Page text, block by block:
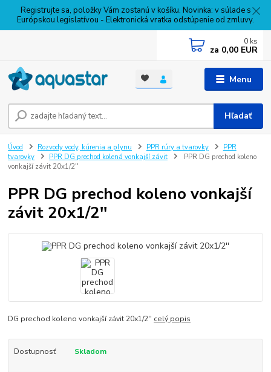
Registrujte sa, položky Vám zostanú v košíku. Novinka: v súlade s
Európskou legislatívou - Elektronická vratka odstúpenie od zmluvy.
Menu
Hľadať
0 ks
za 0,00 EUR
Úvod Rozvody vody, kúrenia a plynu PPR rúry a tvarovky
PPR
tvarovky
PPR DG prechod kolená vonkajší závit
PPR DG prechod koleno
vonkajší závit 20x1/2''
PPR DG prechod koleno vonkajší
závit 20x1/2''
DG prechod koleno vonkajší závit 20x1/2'' celý popis
Dostupnosť Skladom